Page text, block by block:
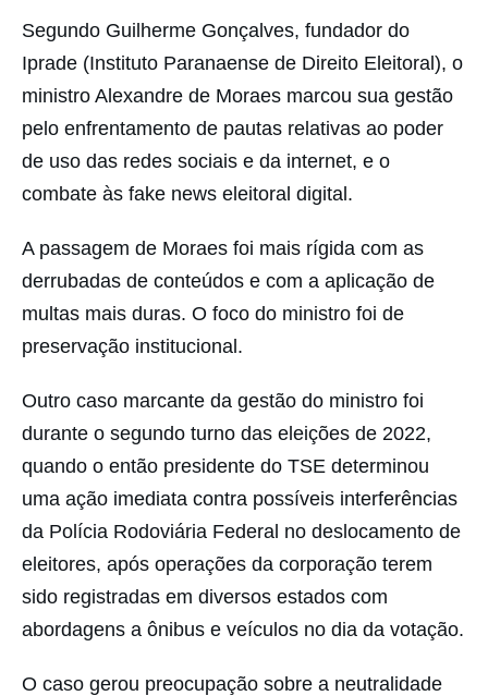
Segundo Guilherme Gonçalves, fundador do
Iprade (Instituto Paranaense de Direito Eleitoral), o
ministro Alexandre de Moraes marcou sua gestão
pelo enfrentamento de pautas relativas ao poder
de uso das redes sociais e da internet, e o
combate às fake news eleitoral digital.
A passagem de Moraes foi mais rígida com as
derrubadas de conteúdos e com a aplicação de
multas mais duras. O foco do ministro foi de
preservação institucional.
Outro caso marcante da gestão do ministro foi
durante o segundo turno das eleições de 2022,
quando o então presidente do TSE determinou
uma ação imediata contra possíveis interferências
da Polícia Rodoviária Federal no deslocamento de
eleitores, após operações da corporação terem
sido registradas em diversos estados com
abordagens a ônibus e veículos no dia da votação.
O caso gerou preocupação sobre a neutralidade